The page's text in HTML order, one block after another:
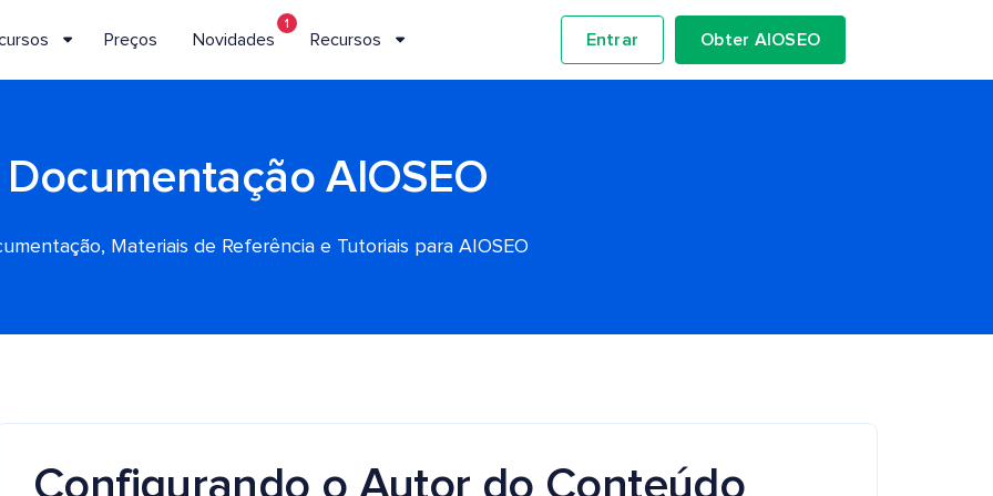
Preços Novidades
1
Recursos Entrar Obter AIOSEO
Documentação AIOSEO
Materiais de Referência e Tutoriais para AIOSEO
Configurando o Autor do Conteúdo